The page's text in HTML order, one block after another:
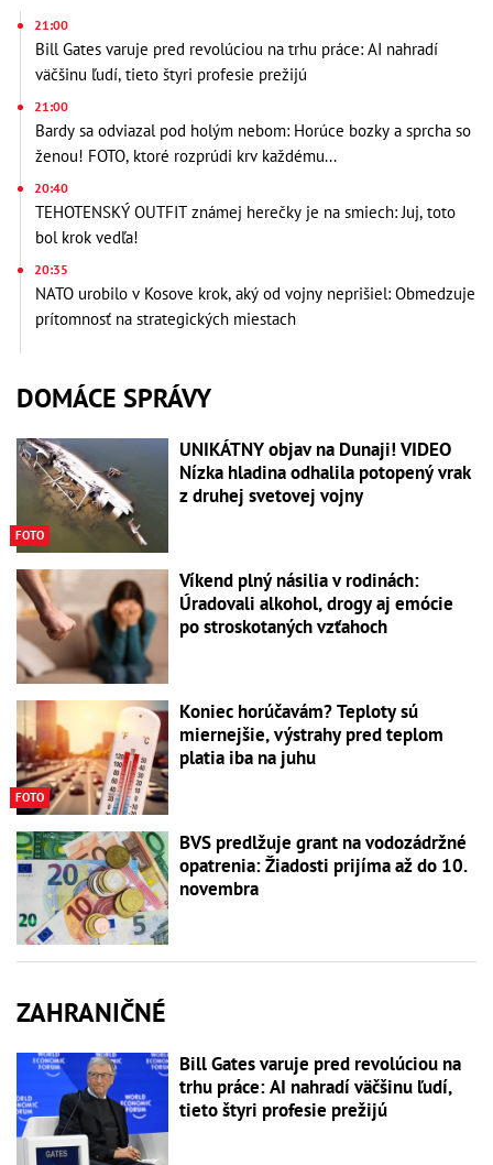
21:00
Bill Gates varuje pred revolúciou na trhu práce: AI nahradí
väčšinu ľudí, tieto štyri profesie prežijú
21:00
Bardy sa odviazal pod holým nebom: Horúce bozky a sprcha so
ženou! FOTO, ktoré rozprúdi krv každému...
20:40
TEHOTENSKÝ OUTFIT známej herečky je na smiech: Juj, toto
bol krok vedľa!
20:35
NATO urobilo v Kosove krok, aký od vojny neprišiel: Obmedzuje
prítomnosť na strategických miestach
DOMÁCE SPRÁVY
FOTO
UNIKÁTNY objav na Dunaji! VIDEO
Nízka hladina odhalila potopený vrak
z druhej svetovej vojny
Víkend plný násilia v rodinách:
Úradovali alkohol, drogy aj emócie
po stroskotaných vzťahoch
FOTO
Koniec horúčavám? Teploty sú
miernejšie, výstrahy pred teplom
platia iba na juhu
BVS predlžuje grant na vodozádržné
opatrenia: Žiadosti prijíma až do 10.
novembra
ZAHRANIČNÉ
Bill Gates varuje pred revolúciou na
trhu práce: AI nahradí väčšinu ľudí,
tieto štyri profesie prežijú